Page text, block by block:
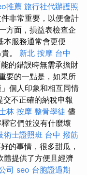
推薦 旅行社代辦護照
非常重要，以便會計
方面，損益表檢查企
本服務通常會更便
。 新北 按摩 台中
的錯誤時無需承擔財
要的一點是，如果所
個人印象和相互同情
交不正確的納稅申報
林 按摩 整骨學徒 儘
它們並沒有什麼壞
術士證照班 台中 撥筋
的事情，很多甜瓜，
體提供了方便且經濟
司 seo 台胞證過期